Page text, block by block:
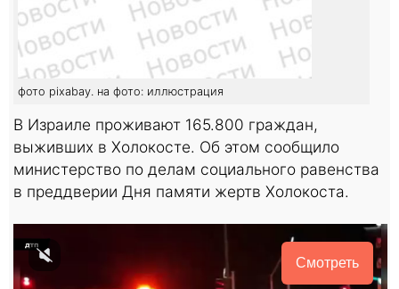
фото pixabay. на фото: иллюстрация
В Израиле проживают 165.800 граждан,
выживших в Холокосте. Об этом сообщило
министерство по делам социального равенства
в преддверии Дня памяти жертв Холокоста.
Смотреть